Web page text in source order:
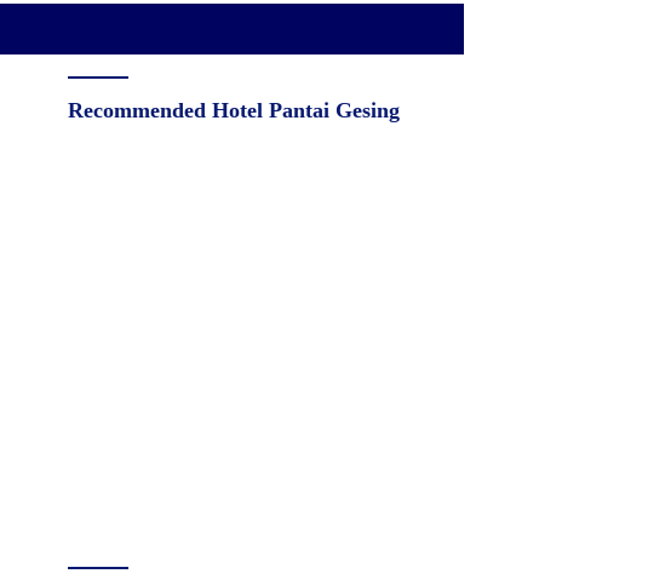
Recommended Hotel Pantai Gesing